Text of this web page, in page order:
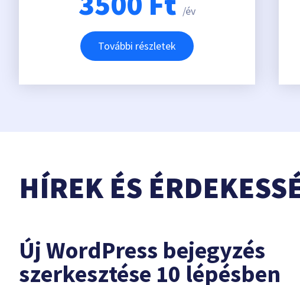
/év
További részletek
HÍREK ÉS
Új WordPress bejegyzés
szerkesztése 10 lépésben